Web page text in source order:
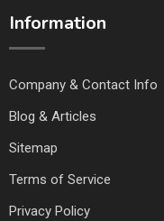
Information
Company & Contact Info
Blog & Articles
Sitemap
Terms of Service
Privacy Policy